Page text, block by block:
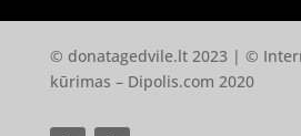
© donatagedvile.lt 2023 | ©
kūrimas – Dipolis.com 2020